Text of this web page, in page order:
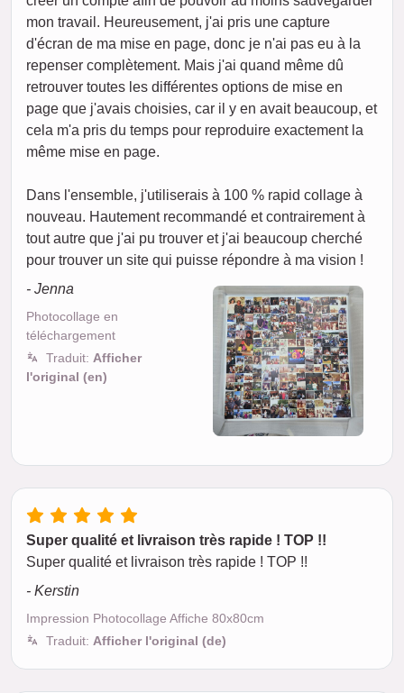
mon travail. Heureusement, j'ai pris une capture
d'écran de ma mise en page, donc je n'ai pas eu à la
repenser complètement. Mais j'ai quand même dû
retrouver toutes les différentes options de mise en
page que j'avais choisies, car il y en avait beaucoup, et
cela m'a pris du temps pour reproduire exactement la
même mise en page.
Dans l'ensemble, j'utiliserais à 100 % rapid collage à
nouveau. Hautement recommandé et contrairement à
tout autre que j'ai pu trouver et j'ai beaucoup cherché
pour trouver un site qui puisse répondre à ma vision !
- Jenna
Photocollage en
téléchargement
Traduit: Afficher
l'original (en)
Super qualité et livraison très rapide ! TOP !!
Super qualité et livraison très rapide ! TOP !!
- Kerstin
Impression Photocollage Affiche 80x80cm
Traduit: Afficher l'original (de)